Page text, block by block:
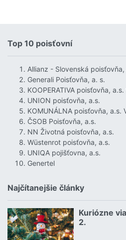
Top 10 poisťovní
Allianz - Slovenská poisťovňa,
Generali Poisťovňa, a. s.
KOOPERATIVA poisťovňa, a.s.
UNION poisťovňa, a.s.
KOMUNÁLNA poisťovňa, a.s.
ČSOB Poisťovňa, a.s.
NN Životná poisťovňa, a.s.
Wüstenrot poisťovňa, a.s.
UNIQA pojišťovna, a.s.
Genertel
Najčítanejšie články
Kuriózne
2.
18.12.2024 | |